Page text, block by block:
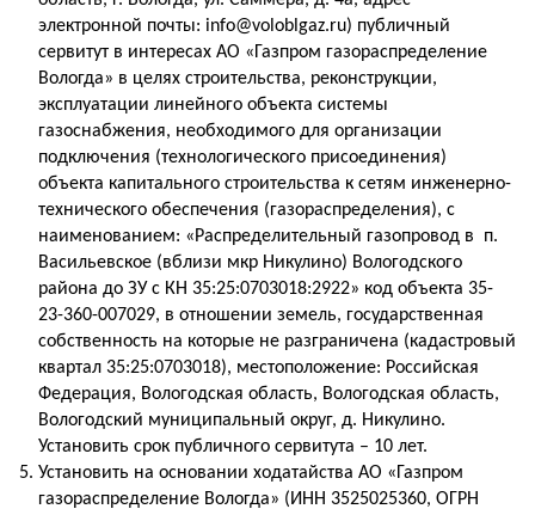
электронной почты: info@voloblgaz.ru) публичный
сервитут в интересах АО «Газпром газораспределение
Вологда» в целях строительства, реконструкции,
эксплуатации линейного объекта системы
газоснабжения, необходимого для организации
подключения (технологического присоединения)
объекта капитального строительства к сетям инженерно-
технического обеспечения (газораспределения), с
наименованием: «Распределительный газопровод в п.
Васильевское (вблизи мкр Никулино) Вологодского
района до ЗУ с КН 35:25:0703018:2922» код объекта 35-
23-360-007029, в отношении земель, государственная
собственность на которые не разграничена (кадастровый
квартал 35:25:0703018), местоположение: Российская
Федерация, Вологодская область, Вологодская область,
Вологодский муниципальный округ, д. Никулино.
Установить срок публичного сервитута – 10 лет.
Установить на основании ходатайства АО «Газпром
газораспределение Вологда» (ИНН 3525025360, ОГРН